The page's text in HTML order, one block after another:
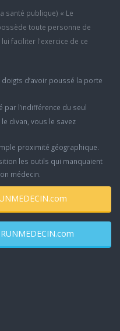
santé publique) « Le
toute personne de
faciliter l'exercice de ce
d’avoir poussé la porte
par l’indifférence du seul
divan, vous le savez
proximité géographique.
les outils qui manquaient
médecin.
CHOISIRUNMEDECIN.com